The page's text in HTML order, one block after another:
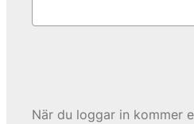
När du loggar in kommer